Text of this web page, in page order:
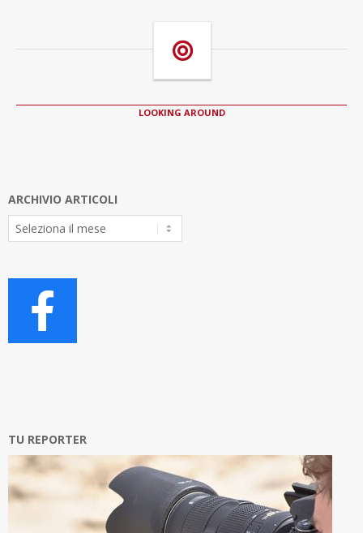
LOOKING AROUND
ARCHIVIO ARTICOLI
Archivio
Articoli
TU REPORTER